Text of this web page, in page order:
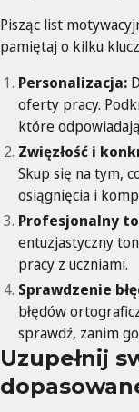
Pisząc list
pamiętaj o kilku
Personalizacja:
oferty pracy.
które
Zwięzłość i
Skup się na tym,
osiągnięcia i
Profesjonalny
entuzjastyczny
pracy z uczniami.
Sprawdzenie
błędów
sprawdź, zanim
Uzupełnij